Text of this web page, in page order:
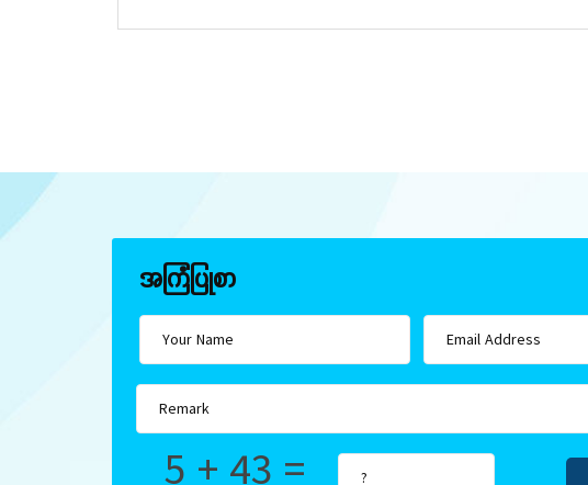
အကြံပြုစာ
5 + 43 =